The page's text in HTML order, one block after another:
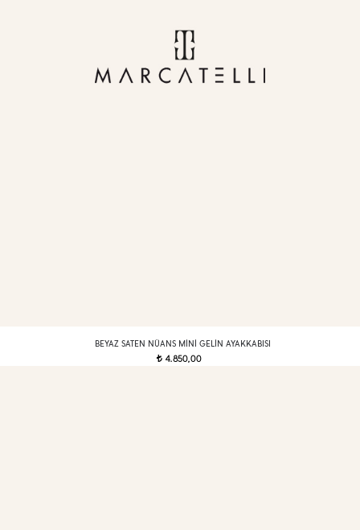
BEYAZ SATEN NÜANS MINI GELIN AYAKKABISI
t 4.850,00